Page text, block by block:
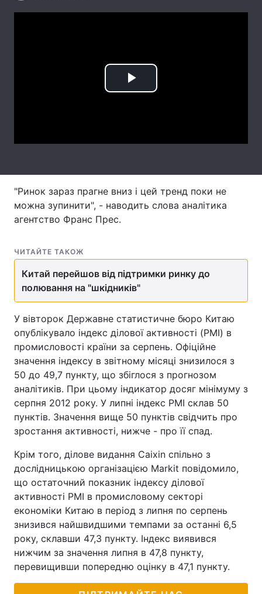
Здоров'я Туризм
Регіони
Архів Вакансії
Контакти
Тема оформлення
Play
"Ринок зараз прагне вниз і цей тренд поки не
можна зупинити", - наводить слова аналітика
агентство Франс Прес.
ЧИТАЙТЕ ТАКОЖ
Китай перейшов від підтримки ринку до
полювання на "шкідників"
У вівторок Державне статистичне бюро Китаю
опублікувало індекс ділової активності (PMI) в
промисловості країни за серпень. Офіційне
значення індексу в звітному місяці знизилося з
50 до 49,7 пункту, що збіглося з прогнозом
аналітиків. При цьому індикатор досяг мінімуму з
серпня 2012 року. У липні індекс PMI склав 50
пунктів. Значення вище 50 пунктів свідчить про
зростання активності, нижче - про її спад.
Крім того, ділове видання Caixin спільно з
дослідницькою організацією Markit повідомило,
що остаточний показник індексу ділової
активності PMI в промисловому секторі
економіки Китаю в період з липня по серпень
знизився найшвидшими темпами за останні 6,5
року, склавши 47,3 пункту. Індекс виявився
нижчим за значення липня в 47,8 пункту,
перевищивши попередню оцінку в 47,1 пункту.